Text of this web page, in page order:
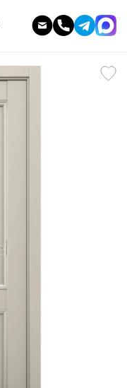
11 940
В корзину